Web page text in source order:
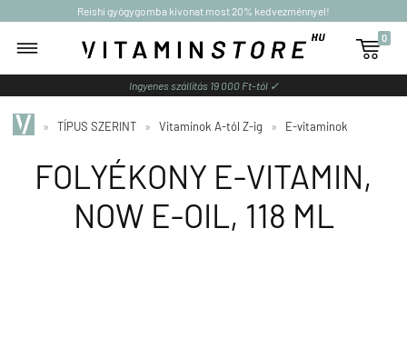
Reishi gyógygomba kivonat most 20% kedvezménnyel!

0
Ingyenes szállítás 19 000 Ft-tól ✓
» TÍPUS SZERINT » Vitaminok A-tól Z-ig » E-vitaminok
FOLYÉKONY E-VITAMIN,
NOW E-OIL, 118 ML